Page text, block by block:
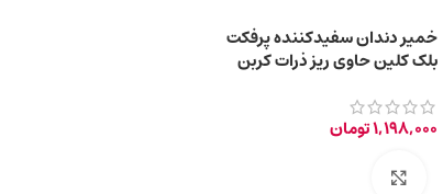
خمیر دندان سفیدکننده پرفکت
بلک کلین حاوی ریز ذرات کربن
1,198,000تومان